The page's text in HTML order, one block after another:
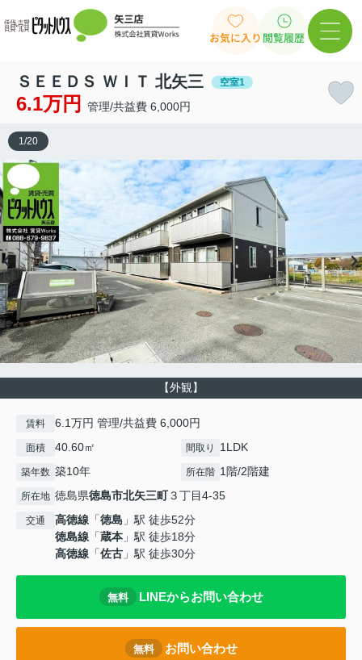
お気に入り 閲覧履歴
ＳＥＥＤＳ ＷＩＴ 北矢三 空室1
6.1万円 管理/共益費 6,000円
【外観】
1/20
賃料 6.1万円 管理/共益費 6,000円
面積 40.60㎡ 間取り 1LDK
築年数 築10年 所在階 1階/2階建
所在地 徳島県徳島市北矢三町３丁目4-35
交通 高徳線 「徳島 」駅 徒歩52分
徳島線 「蔵本 」駅 徒歩18分
高徳線 「佐古 」駅 徒歩30分
無料 LINEからお問い合わせ
無料 お問い合わせ